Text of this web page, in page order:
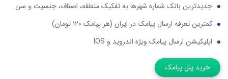
جدیدترین بانک شماره شهرها به تفکیک منطقه، اصناف، جنسیت و سن
کمترین تعرفه ارسال پیامک در ایران (هر پیامک ۱۲۰ تومان)
اپلیکیشن ارسال پیامک ویژه اندروید و IOS
خرید پنل پیامک